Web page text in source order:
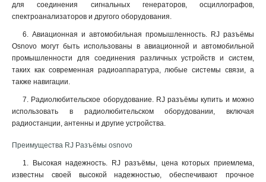
для соединения сигнальных генераторов, осциллографов,
спектроанализаторов и другого оборудования.
6. Авиационная и автомобильная промышленность. RJ разъёмы
Osnovo могут быть использованы в авиационной и автомобильной
промышленности для соединения различных устройств и систем,
таких как современная радиоаппаратура, любые системы связи, а
также навигации.
7. Радиолюбительское оборудование. RJ разъёмы купить и можно
использовать в радиолюбительском оборудовании, включая
радиостанции, антенны и другие устройства.
Преимущества RJ Разъёмы osnovo
1. Высокая надежность. RJ разъёмы, цена которых приемлема,
известны своей высокой надежностью, обеспечивают прочное